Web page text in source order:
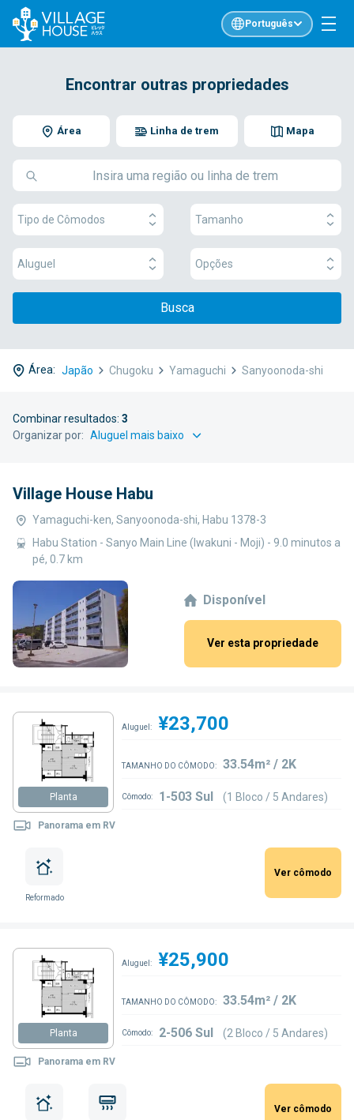
Português
Encontrar outras propriedades
Área Mapa
Linha de trem
Tipo de Cômodos Tamanho
Aluguel Opções
Busca
Área: Japão Chugoku Yamaguchi Sanyoonoda-shi
Combinar resultados: 3
Organizar por:
Village House Habu
Yamaguchi-ken, Sanyoonoda-shi, Habu 1378-3
Habu Station - Sanyo Main Line (Iwakuni - Moji) - 9.0 minutos a
pé, 0.7 km
Disponível
Ver esta propriedade
Planta
Panorama em RV
Aluguel: ¥23,700
TAMANHO DO CÔMODO: 33.54m² / 2K
Cômodo: 1-503 Sul (1 Bloco / 5 Andares)
Reformado
Ver cômodo
Planta
Panorama em RV
Aluguel: ¥25,900
TAMANHO DO CÔMODO: 33.54m² / 2K
Cômodo: 2-506 Sul (2 Bloco / 5 Andares)
Ver cômodo